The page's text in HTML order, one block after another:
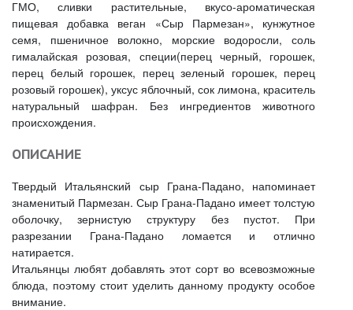
ГМО, сливки растительные, вкусо-ароматическая
пищевая добавка веган «Сыр Пармезан», кунжутное
семя, пшеничное волокно, морские водоросли, соль
гималайская розовая, специи(перец черный, горошек,
перец белый горошек, перец зеленый горошек, перец
розовый горошек), уксус яблочный, сок лимона, краситель
натуральный шафран. Без ингредиентов животного
происхождения.
ОПИСАНИЕ
Твердый Итальянский сыр Грана-Падано, напоминает
знаменитый Пармезан. Сыр Грана-Падано имеет толстую
оболочку, зернистую структуру без пустот. При
разрезании Грана-Падано ломается и отлично
натирается.
Итальянцы любят добавлять этот сорт во всевозможные
блюда, поэтому стоит уделить данному продукту особое
внимание.